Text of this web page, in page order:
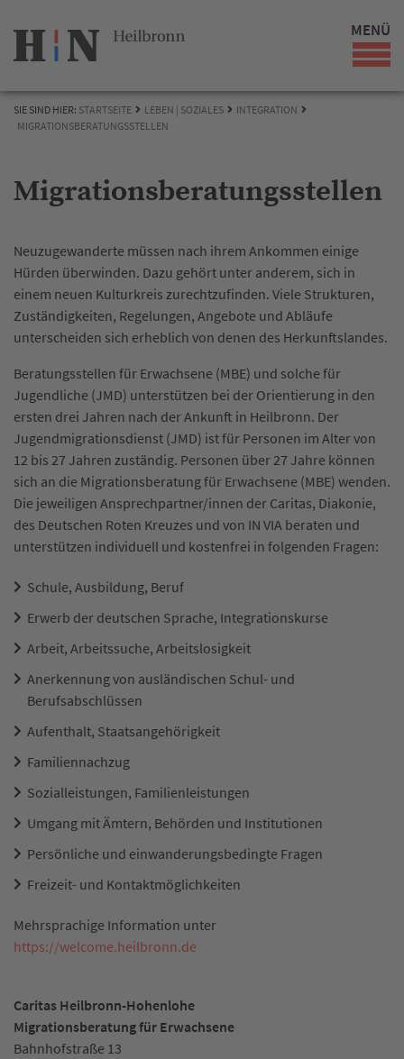
MENÜ
SIE SIND HIER: STARTSEITE LEBEN | SOZIALES
INTEGRATION
MIGRATIONSBERATUNGSSTELLEN
Migrationsberatungsstellen
Neuzugewanderte müssen nach ihrem Ankommen einige
Hürden überwinden. Dazu gehört unter anderem, sich in
einem neuen Kulturkreis zurechtzufinden. Viele Strukturen,
Zuständigkeiten, Regelungen, Angebote und Abläufe
unterscheiden sich erheblich von denen des Herkunftslandes.
Beratungsstellen für Erwachsene (MBE) und solche für
Jugendliche (JMD) unterstützen bei der Orientierung in den
ersten drei Jahren nach der Ankunft in Heilbronn. Der
Jugendmigrationsdienst (JMD) ist für Personen im Alter von
12 bis 27 Jahren zuständig. Personen über 27 Jahre können
sich an die Migrationsberatung für Erwachsene (MBE) wenden.
Die jeweiligen Ansprechpartner/innen der Caritas, Diakonie,
des Deutschen Roten Kreuzes und von IN VIA beraten und
unterstützen individuell und kostenfrei in folgenden Fragen:
Schule, Ausbildung, Beruf
Erwerb der deutschen Sprache, Integrationskurse
Arbeit, Arbeitssuche, Arbeitslosigkeit
Anerkennung von ausländischen Schul- und
Berufsabschlüssen
Aufenthalt, Staatsangehörigkeit
Familiennachzug
Sozialleistungen, Familienleistungen
Umgang mit Ämtern, Behörden und Institutionen
Persönliche und einwanderungsbedingte Fragen
Freizeit- und Kontaktmöglichkeiten
Mehrsprachige Information unter
https://welcome.heilbronn.de
Caritas Heilbronn-Hohenlohe
Migrationsberatung für Erwachsene
Bahnhofstraße 13